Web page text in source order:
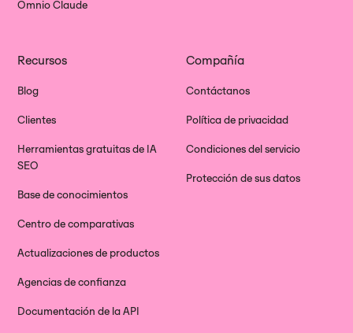
Omnio Claude
Recursos
Blog
Clientes
Herramientas gratuitas de IA
SEO
Base de conocimientos
Centro de comparativas
Actualizaciones de productos
Agencias de confianza
Documentación de la API
Compañía
Contáctanos
Política de privacidad
Condiciones del servicio
Protección de sus datos